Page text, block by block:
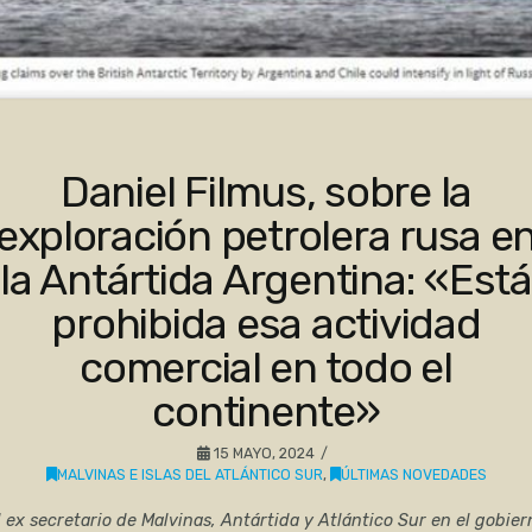
Daniel Filmus, sobre la
petrolera rusa
la Antártida Argentina: «Está
prohibida esa actividad
comercial en todo el
continente»
15 MAYO, 2024
MALVINAS E ISLAS DEL ATLÁNTICO SUR, ÚLTIMAS NOVEDADES
ex secretario de Malvinas, Antártida y Atlántico Sur en el